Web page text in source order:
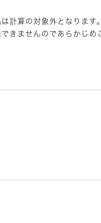
計算の対象外となります
きませんのであらかじめ